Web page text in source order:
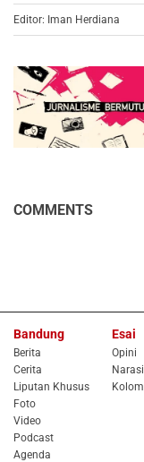
Editor: Iman Herdiana
COMMENTS
Bandung
Berita
Cerita
Liputan Khusus
Foto
Video
Podcast
Agenda
Esai
Opini
Narasi
Kolom